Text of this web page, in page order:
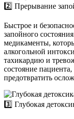
2️⃣ Прерывание
Быстрое и
запойного
медикаменты,
алкогольной
тахикардию и
состояние
предотвратить
3️⃣ Глубокая